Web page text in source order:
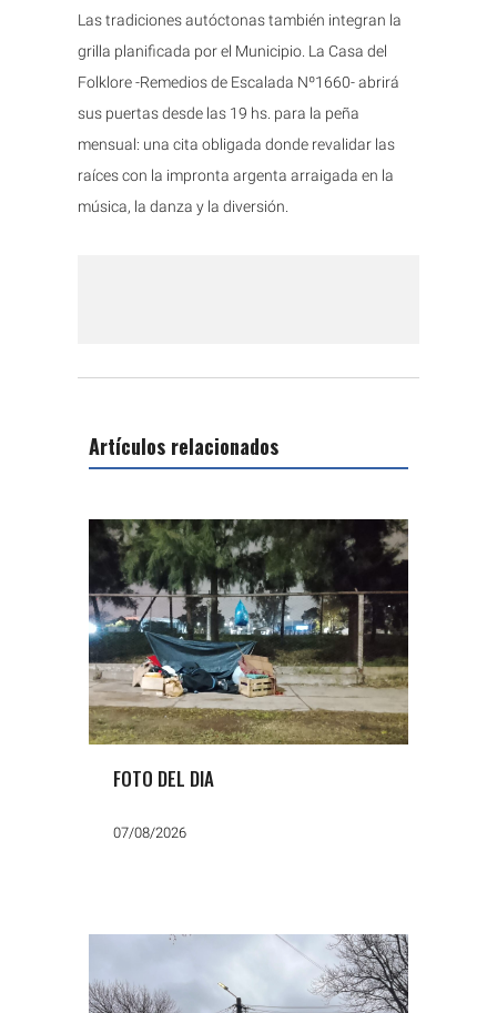
Las tradiciones autóctonas también integran la
grilla planificada por el Municipio. La Casa del
Folklore -Remedios de Escalada Nº1660- abrirá
sus puertas desde las 19 hs. para la peña
mensual: una cita obligada donde revalidar las
raíces con la impronta argenta arraigada en la
música, la danza y la diversión.
Artículos relacionados
FOTO DEL DIA
07/08/2026